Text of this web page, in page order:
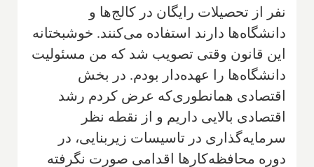
نفر از تحصیلات رایگان در کالج‌ها و
دانشگاه‌ها دارند استفاده می‌کنند. خوشبختانه
این قانون وقتی تصویب شد که من مسئولیت
دانشگاه‌ها را عهده‌دار بودم. در بخش
اقتصادی همانطوری‌که عرض کردم رشد
اقتصادی بالایی داریم و از نقطه نظر
سرمایه‌گذاری در تاسیسات زیر‌بنایی، در
دوره محافظه‌کارها اقدامی صورت نگرفته